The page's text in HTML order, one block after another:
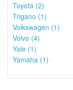
Toyota (2)
Trigano (1)
Volkswagen (1)
Volvo (4)
Yale (1)
Yamaha (1)